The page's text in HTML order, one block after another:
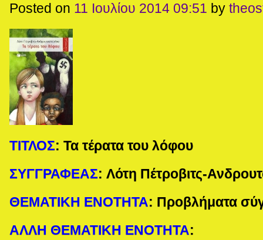
Posted on 11 Ιουλίου 2014 09:51 by
ΤΙΤΛΟΣ:Τα τέρατα του λόφου
ΣΥΓΓΡΑΦΕΑΣ:Λότη Πέτροβιτς-
ΘΕΜΑΤΙΚΗ ΕΝΟΤΗΤΑ: Προβλήματα
ΑΛΛΗ ΘΕΜΑΤΙΚΗ ΕΝΟΤΗΤΑ: